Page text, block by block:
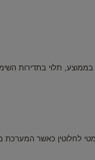
תלוי בתדירות